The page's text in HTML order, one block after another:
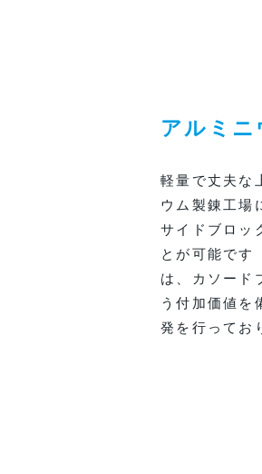
アルミニ
軽量で丈夫な
ウム製錬工場
サイドブロッ
とが可能です
は、カソード
う付加価値を
発を行ってお